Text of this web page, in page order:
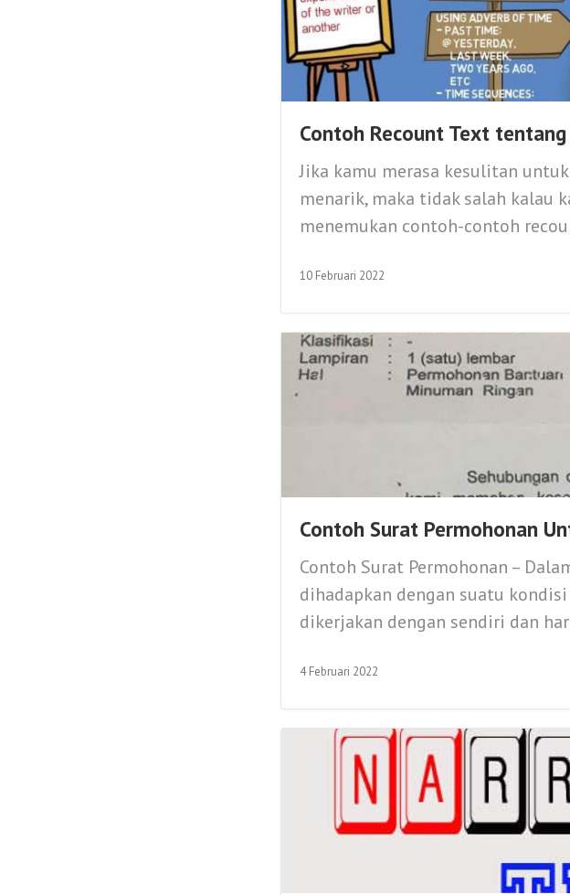
Contoh Recount Text
Jika kamu merasa kesulitan
menarik, maka tidak salah kalau
menemukan contoh-contoh
10 Februari 2022
Contoh Surat Permohonan
Contoh Surat Permohonan –
dihadapkan dengan suatu
dikerjakan dengan sendiri dan
4 Februari 2022